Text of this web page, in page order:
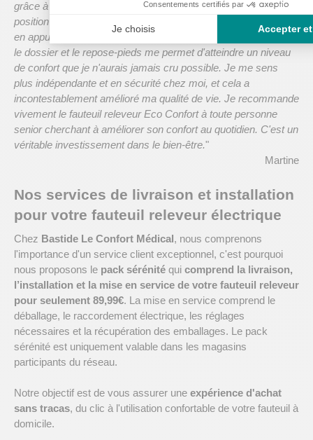
grâce à ce fauteuil, je peux me lever sans effort et trouver la
position parfaite pour lire ou regarder la télévision, simplement
en appuyant sur un bouton. La possibilité d'ajuster séparément
le dossier et le repose-pieds me permet d'atteindre un niveau
de confort que je n'aurais jamais cru possible. Je me sens
plus indépendante et en sécurité chez moi, et cela a
incontestablement amélioré ma qualité de vie. Je recommande
vivement le fauteuil releveur Eco Confort à toute personne
senior cherchant à améliorer son confort au quotidien. C'est un
véritable investissement dans le bien-être."
Martine
Nos services de livraison et installation
pour votre fauteuil releveur électrique
Chez Bastide Le Confort Médical , nous comprenons
l'importance d'un service client exceptionnel, c'est pourquoi
nous proposons le pack sérénité qui comprend la livraison,
l’installation et la mise en service de votre fauteuil releveur
pour seulement 89,99€. La mise en service comprend le
déballage, le raccordement électrique, les réglages
nécessaires et la récupération des emballages. Le pack
sérénité est uniquement valable dans les magasins
participants du réseau.
Notre objectif est de vous assurer une expérience d'achat
sans tracas, du clic à l'utilisation confortable de votre fauteuil à
domicile.